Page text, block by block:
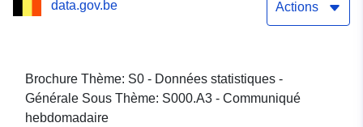
data.gov.be Actions
Brochure Thème: S0 - Données statistiques -
Générale Sous Thème: S000.A3 - Communiqué
hebdomadaire